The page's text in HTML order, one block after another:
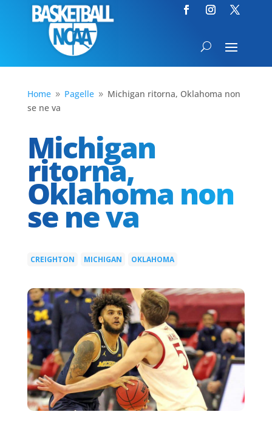
Home 9 Pagelle 9 Michigan ritorna, Oklahoma non
se ne va
Michigan
ritorna,
Oklahoma non
se ne va
CREIGHTON MICHIGAN OKLAHOMA